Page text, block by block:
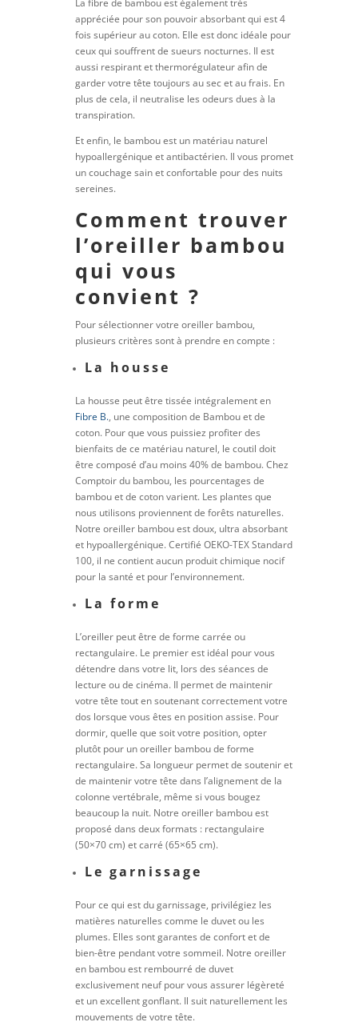
La fibre de bambou est également très
appréciée pour son pouvoir absorbant qui est 4
fois supérieur au coton. Elle est donc idéale pour
ceux qui souffrent de sueurs nocturnes. Il est
aussi respirant et thermorégulateur afin de
garder votre tête toujours au sec et au frais. En
plus de cela, il neutralise les odeurs dues à la
transpiration.
Et enfin, le bambou est un matériau naturel
hypoallergénique et antibactérien. Il vous promet
un couchage sain et confortable pour des nuits
sereines.
Comment trouver
l’oreiller bambou
qui vous
convient ?
Pour sélectionner votre oreiller bambou,
plusieurs critères sont à prendre en compte :
La housse
La housse peut être tissée intégralement en
Fibre B., une composition de Bambou et de
coton. Pour que vous puissiez profiter des
bienfaits de ce matériau naturel, le coutil doit
être composé d’au moins 40% de bambou. Chez
Comptoir du bambou, les pourcentages de
bambou et de coton varient. Les plantes que
nous utilisons proviennent de forêts naturelles.
Notre oreiller bambou est doux, ultra absorbant
et hypoallergénique. Certifié OEKO-TEX Standard
100, il ne contient aucun produit chimique nocif
pour la santé et pour l’environnement.
La forme
L’oreiller peut être de forme carrée ou
rectangulaire. Le premier est idéal pour vous
détendre dans votre lit, lors des séances de
lecture ou de cinéma. Il permet de maintenir
votre tête tout en soutenant correctement votre
dos lorsque vous êtes en position assise. Pour
dormir, quelle que soit votre position, opter
plutôt pour un oreiller bambou de forme
rectangulaire. Sa longueur permet de soutenir et
de maintenir votre tête dans l’alignement de la
colonne vertébrale, même si vous bougez
beaucoup la nuit. Notre oreiller bambou est
proposé dans deux formats : rectangulaire
(50×70 cm) et carré (65×65 cm).
Le garnissage
Pour ce qui est du garnissage, privilégiez les
matières naturelles comme le duvet ou les
plumes. Elles sont garantes de confort et de
bien-être pendant votre sommeil. Notre oreiller
en bambou est rembourré de duvet
exclusivement neuf pour vous assurer légèreté
et un excellent gonflant. Il suit naturellement les
mouvements de votre tête.